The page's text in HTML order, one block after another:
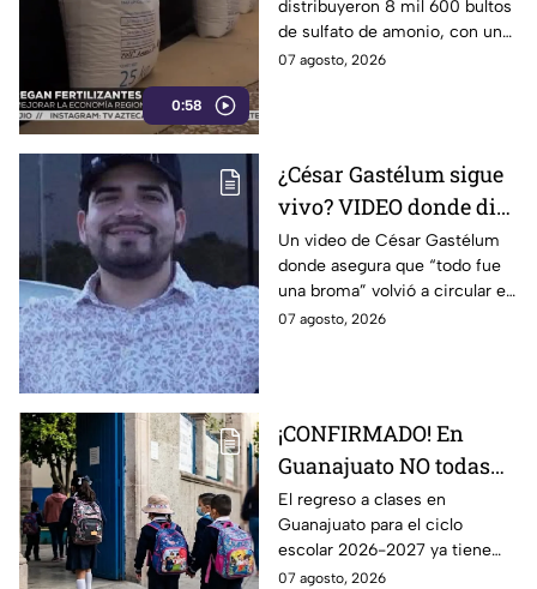
0:58
Miguel de Allende
distribuyeron 8 mil 600 bultos
de sulfato de amonio, con una
inversión cercana a los 3
07 agosto, 2026
¿César Gastélum sigue
vivo? VIDEO donde dice
que “todo fue una
broma” SE VIRALIZA
en redes; esto se sabe
Un video de César Gastélum
donde asegura que “todo fue
una broma” volvió a circular en
redes sociales y generó dudas
07 agosto, 2026
¡CONFIRMADO! En
Guanajuato NO todas
las escuelas regresan a
clases el 31 de agosto;
esto debes saber
El regreso a clases en
Guanajuato para el ciclo
escolar 2026-2027 ya tiene
fecha, pero no todos los
07 agosto, 2026